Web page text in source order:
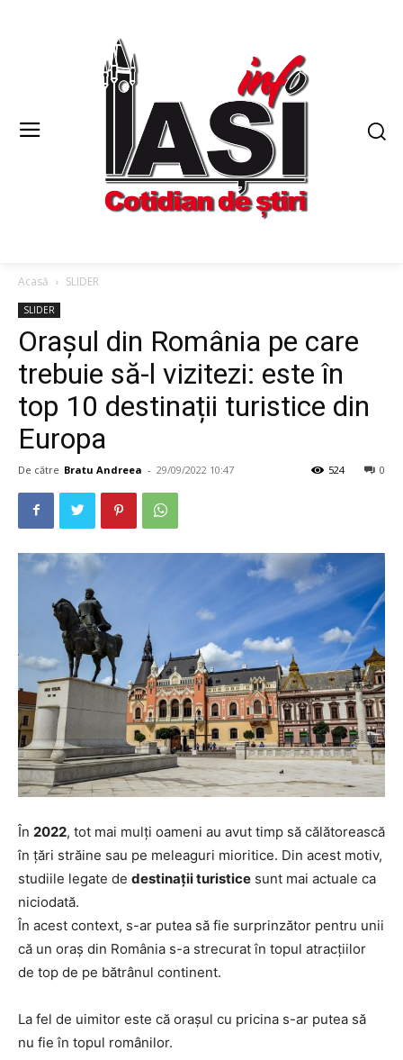
Acasă SLIDER
SLIDER
Orașul din România pe care
trebuie să-l vizitezi: este în
top 10 destinații turistice din
Europa
De către Bratu Andreea - 29/09/2022 10:47 0
524
În 2022, tot mai mulți oameni au avut timp să călătorească
în țări străine sau pe meleaguri mioritice. Din acest motiv,
studiile legate de destinații turistice sunt mai actuale ca
niciodată.
În acest context, s-ar putea să fie surprinzător pentru unii
că un oraș din România s-a strecurat în topul atracțiilor
de top de pe bătrânul continent.
La fel de uimitor este că orașul cu pricina s-ar putea să
nu fie în topul românilor.